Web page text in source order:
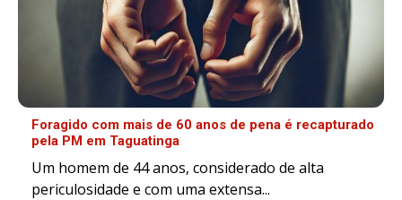
Foragido com mais de 60 anos de pena é recapturado
pela PM em Taguatinga
Um homem de 44 anos, considerado de alta
periculosidade e com uma extensa...